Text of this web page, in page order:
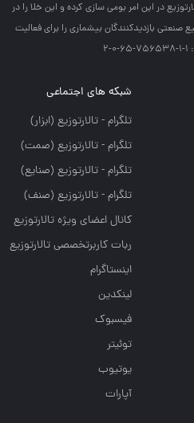
در اين امر بومي سازي كرده و اين خلا را در
صنعتي بازديدكنندگان بيشماري را براي فعاليت
شبکه های اجتماعی
تلگرام - تالارتوزيع (ابزار)
تلگرام - تالارتوزيع (صمت)
تلگرام - تالارتوزيع (صنايع)
تلگرام - تالارتوزیع (صنف)
کانال اعضای ویژه تالارتوزیع
ربات کاربرتخصصی تالارتوزیع
اینستاگرام
لینکدین
فیسبوک
توئیتر
یوتیوب
آپارات